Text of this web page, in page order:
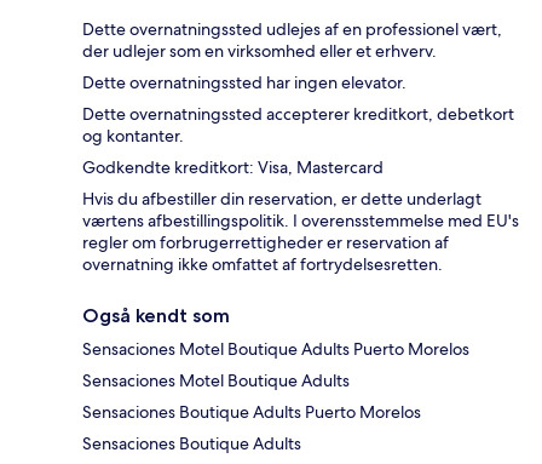
Dette overnatningssted udlejes af en professionel vært,
der udlejer som en virksomhed eller et erhverv.
Dette overnatningssted har ingen elevator.
Dette overnatningssted accepterer kreditkort, debetkort
og kontanter.
Godkendte kreditkort: Visa, Mastercard
Hvis du afbestiller din reservation, er dette underlagt
værtens afbestillingspolitik. I overensstemmelse med EU's
regler om forbrugerrettigheder er reservation af
overnatning ikke omfattet af fortrydelsesretten.
Også kendt som
Sensaciones Motel Boutique Adults Puerto Morelos
Sensaciones Motel Boutique Adults
Sensaciones Boutique Adults Puerto Morelos
Sensaciones Boutique Adults